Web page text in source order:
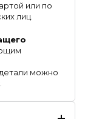
или по
лиц.
можно